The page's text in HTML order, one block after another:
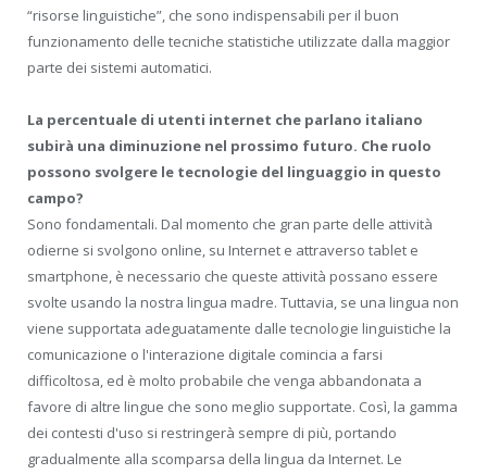
“risorse linguistiche”, che sono indispensabili per il buon
funzionamento delle tecniche statistiche utilizzate dalla maggior
parte dei sistemi automatici.
La percentuale di utenti internet che parlano italiano
subirà una diminuzione nel prossimo futuro. Che ruolo
possono svolgere le tecnologie del linguaggio in questo
campo?
Sono fondamentali. Dal momento che gran parte delle attività
odierne si svolgono online, su Internet e attraverso tablet e
smartphone, è necessario che queste attività possano essere
svolte usando la nostra lingua madre. Tuttavia, se una lingua non
viene supportata adeguatamente dalle tecnologie linguistiche la
comunicazione o l'interazione digitale comincia a farsi
difficoltosa, ed è molto probabile che venga abbandonata a
favore di altre lingue che sono meglio supportate. Così, la gamma
dei contesti d'uso si restringerà sempre di più, portando
gradualmente alla scomparsa della lingua da Internet. Le